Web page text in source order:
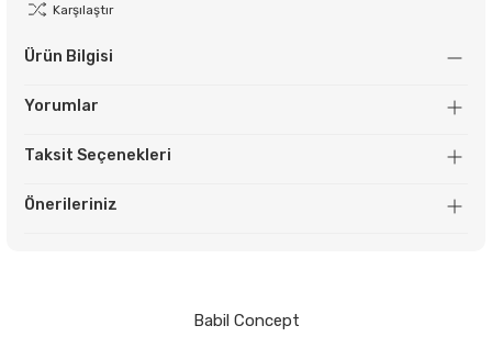
Karşılaştır
Ürün Bilgisi
Yorumlar
Taksit Seçenekleri
Önerileriniz
Babil Concept